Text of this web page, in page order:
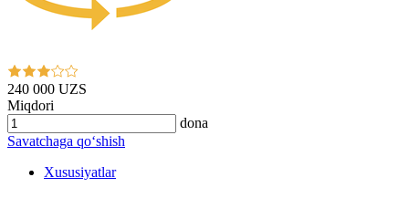
240 000 UZS
Miqdori
dona
Savatchaga qo‘shish
Xususiyatlar